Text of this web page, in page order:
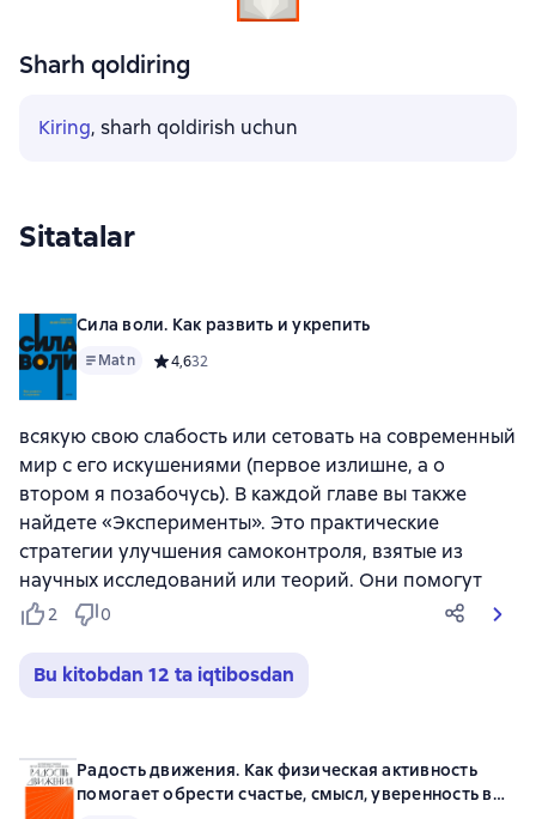
Sharh qoldiring
Kiring, sharh qoldirish uchun
Sitatalar
Сила воли. Как развить и укрепить
Matn Средний рейтинг 4,6 на основе 32 оценок
4,632
всякую свою слабость или сетовать на современный
мир с его искушениями (первое излишне, а о
втором я позабочусь). В каждой главе вы также
найдете «Эксперименты». Это практические
стратегии улучшения самоконтроля, взятые из
научных исследований или теорий. Они помогут
2 0
Bu kitobdan 12 ta iqtibosdan
Радость движения. Как физическая активность
помогает обрести счастье, смысл, уверенность в